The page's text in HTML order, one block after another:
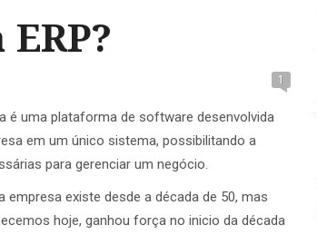
1
é uma plataforma de software desenvolvida
em um único sistema, possibilitando a
para gerenciar um negócio.
existe desde a década de 50, mas
hoje, ganhou força no inicio da década